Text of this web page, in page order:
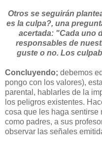
Otros se seguirán
es la culpa?, una
acertada: "Cada uno
responsables de
guste o no. Los
Concluyendo; debemos
pongo con los valores),
parental, hablarles de la
los peligros existentes.
cosa que les haga sentirse
como padres, a sus
observar las señales